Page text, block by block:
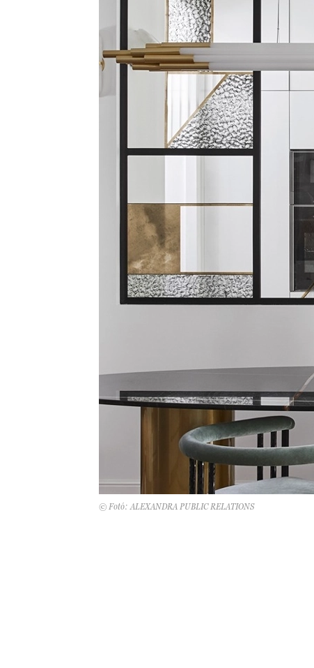
© Fotó: ALEXANDRA PUBLIC RELATIONS